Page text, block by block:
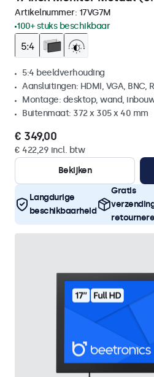
Artikelnummer: 17VG7M
100+ stuks beschikbaar
5:4 beeldverhouding
Aansluitingen: HDMI, VGA, BNC,
Montage: desktop, wand,
Buitenmaat: 372 x 305 x 40 mm
€ 349,00
€ 422,29 incl. btw
Bekijken
Langdurige
beschikbaarheid
Gratis